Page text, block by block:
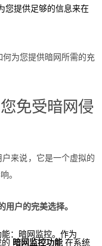
您提供足够的信息来在
为您提供暗网所需的充
免受暗网侵
来说，它是一个虚拟的
。
户的完美选择。
：暗网监控。作为
暗网监控功能 在系统